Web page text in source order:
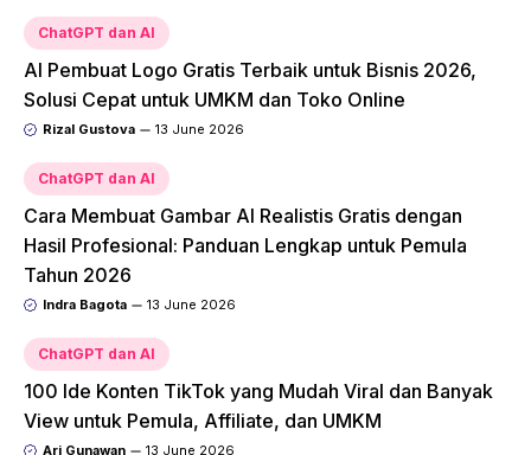
ChatGPT dan AI
AI Pembuat Logo Gratis Terbaik untuk Bisnis 2026,
Solusi Cepat untuk UMKM dan Toko Online
Rizal Gustova 13 June 2026
ChatGPT dan AI
Cara Membuat Gambar AI Realistis Gratis dengan
Hasil Profesional: Panduan Lengkap untuk Pemula
Tahun 2026
Indra Bagota 13 June 2026
ChatGPT dan AI
100 Ide Konten TikTok yang Mudah Viral dan Banyak
View untuk Pemula, Affiliate, dan UMKM
Ari Gunawan 13 June 2026